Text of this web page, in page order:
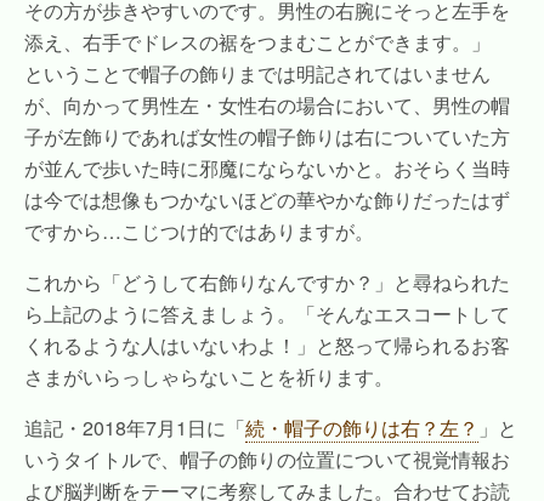
その方が歩きやすいのです。男性の右腕にそっと左手を
添え、右手でドレスの裾をつまむことができます。」
ということで帽子の飾りまでは明記されてはいません
が、向かって男性左・女性右の場合において、男性の帽
子が左飾りであれば女性の帽子飾りは右についていた方
が並んで歩いた時に邪魔にならないかと。おそらく当時
は今では想像もつかないほどの華やかな飾りだったはず
ですから…こじつけ的ではありますが。
これから「どうして右飾りなんですか？」と尋ねられた
ら上記のように答えましょう。「そんなエスコートして
くれるような人はいないわよ！」と怒って帰られるお客
さまがいらっしゃらないことを祈ります。
追記・2018年7月1日に「続・帽子の飾りは右？左？ 」と
いうタイトルで、帽子の飾りの位置について視覚情報お
よび脳判断をテーマに考察してみました。合わせてお読